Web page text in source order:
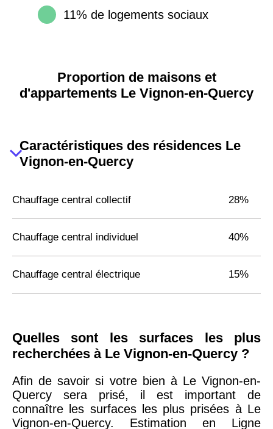
11% de logements sociaux
Proportion de maisons et
d'appartements Le Vignon-en-Quercy
Caractéristiques des résidences Le
Vignon-en-Quercy
Chauffage central collectif 28%
Chauffage central individuel 40%
Chauffage central électrique 15%
Quelles sont les surfaces les plus
recherchées à Le Vignon-en-Quercy ?
Afin de savoir si votre bien à Le Vignon-en-
Quercy sera prisé, il est important de
connaître les surfaces les plus prisées à Le
Vignon-en-Quercy. Estimation en Ligne